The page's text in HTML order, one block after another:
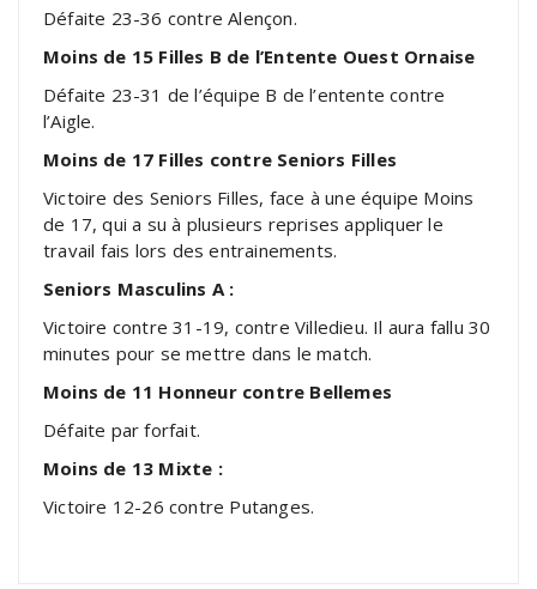
Défaite 23-36 contre Alençon.
Moins de 15 Filles B de l’Entente Ouest Ornaise
Défaite 23-31 de l’équipe B de l’entente contre
l’Aigle.
Moins de 17 Filles contre Seniors Filles
Victoire des Seniors Filles, face à une équipe Moins
de 17, qui a su à plusieurs reprises appliquer le
travail fais lors des entrainements.
Seniors Masculins A :
Victoire contre 31-19, contre Villedieu. Il aura fallu 30
minutes pour se mettre dans le match.
Moins de 11 Honneur contre Bellemes
Défaite par forfait.
Moins de 13 Mixte :
Victoire 12-26 contre Putanges.